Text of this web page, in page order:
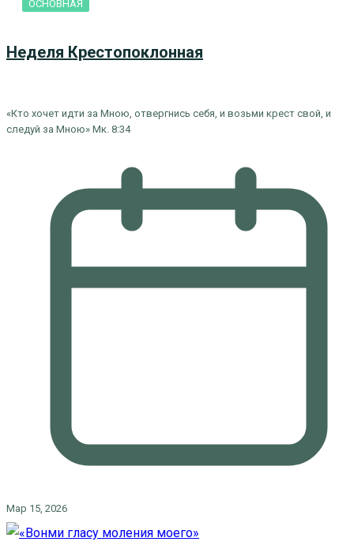
ОСНОВНАЯ
Неделя Крестопоклонная
«Кто хочет идти за Мною, отвергнись себя, и возьми крест свой, и
следуй за Мною» Мк. 8:34
Мар 15, 2026